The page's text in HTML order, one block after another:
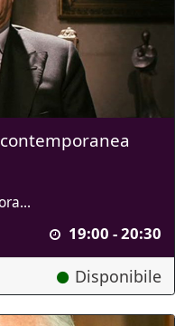
19:00 - 20:30
Disponibile